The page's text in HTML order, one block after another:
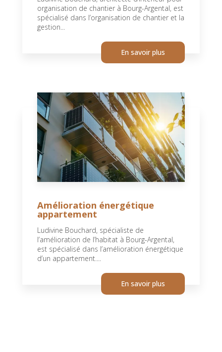
organisation de chantier à Bourg-Argental, est
spécialisé dans l’organisation de chantier et la
gestion...
En savoir plus
Amélioration énergétique
appartement
Ludivine Bouchard, spécialiste de
l’amélioration de l’habitat à Bourg-Argental,
est spécialisé dans l’amélioration énergétique
d’un appartement....
En savoir plus